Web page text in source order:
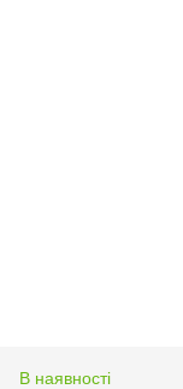
В наявності